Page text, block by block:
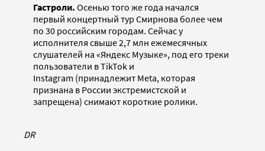
Гастроли. Осенью того же года начался
первый концертный тур Смирнова более чем
по 30 российским городам. Сейчас у
исполнителя свыше 2,7 млн ежемесячных
слушателей на «Яндекс Музыке», под его треки
пользователи в TikTok и
Instagram (принадлежит Meta, которая
признана в России экстремистской и
запрещена) снимают короткие ролики.
DR